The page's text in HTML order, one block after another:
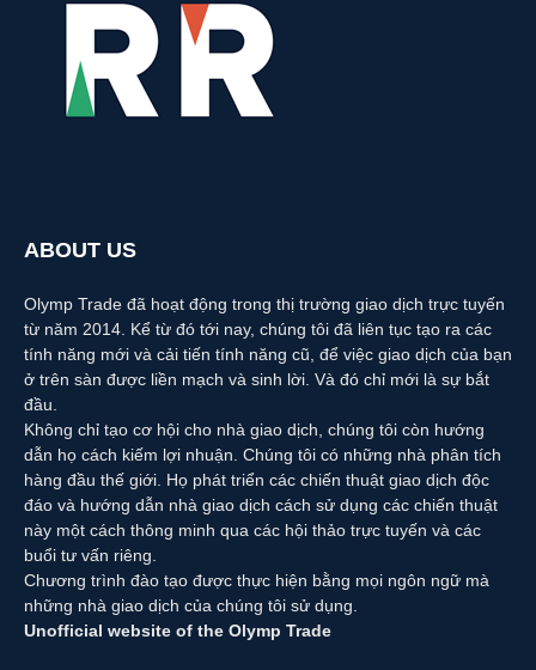
ABOUT US
Olymp Trade đã hoạt động trong thị trường giao dịch trực tuyến
từ năm 2014. Kể từ đó tới nay, chúng tôi đã liên tục tạo ra các
tính năng mới và cải tiến tính năng cũ, để việc giao dịch của bạn
ở trên sàn được liền mạch và sinh lời. Và đó chỉ mới là sự bắt
đầu.
Không chỉ tạo cơ hội cho nhà giao dịch, chúng tôi còn hướng
dẫn họ cách kiếm lợi nhuận. Chúng tôi có những nhà phân tích
hàng đầu thế giới. Họ phát triển các chiến thuật giao dịch độc
đáo và hướng dẫn nhà giao dịch cách sử dụng các chiến thuật
này một cách thông minh qua các hội thảo trực tuyến và các
buổi tư vấn riêng.
Chương trình đào tạo được thực hiện bằng mọi ngôn ngữ mà
những nhà giao dịch của chúng tôi sử dụng.
Unofficial website of the Olymp Trade